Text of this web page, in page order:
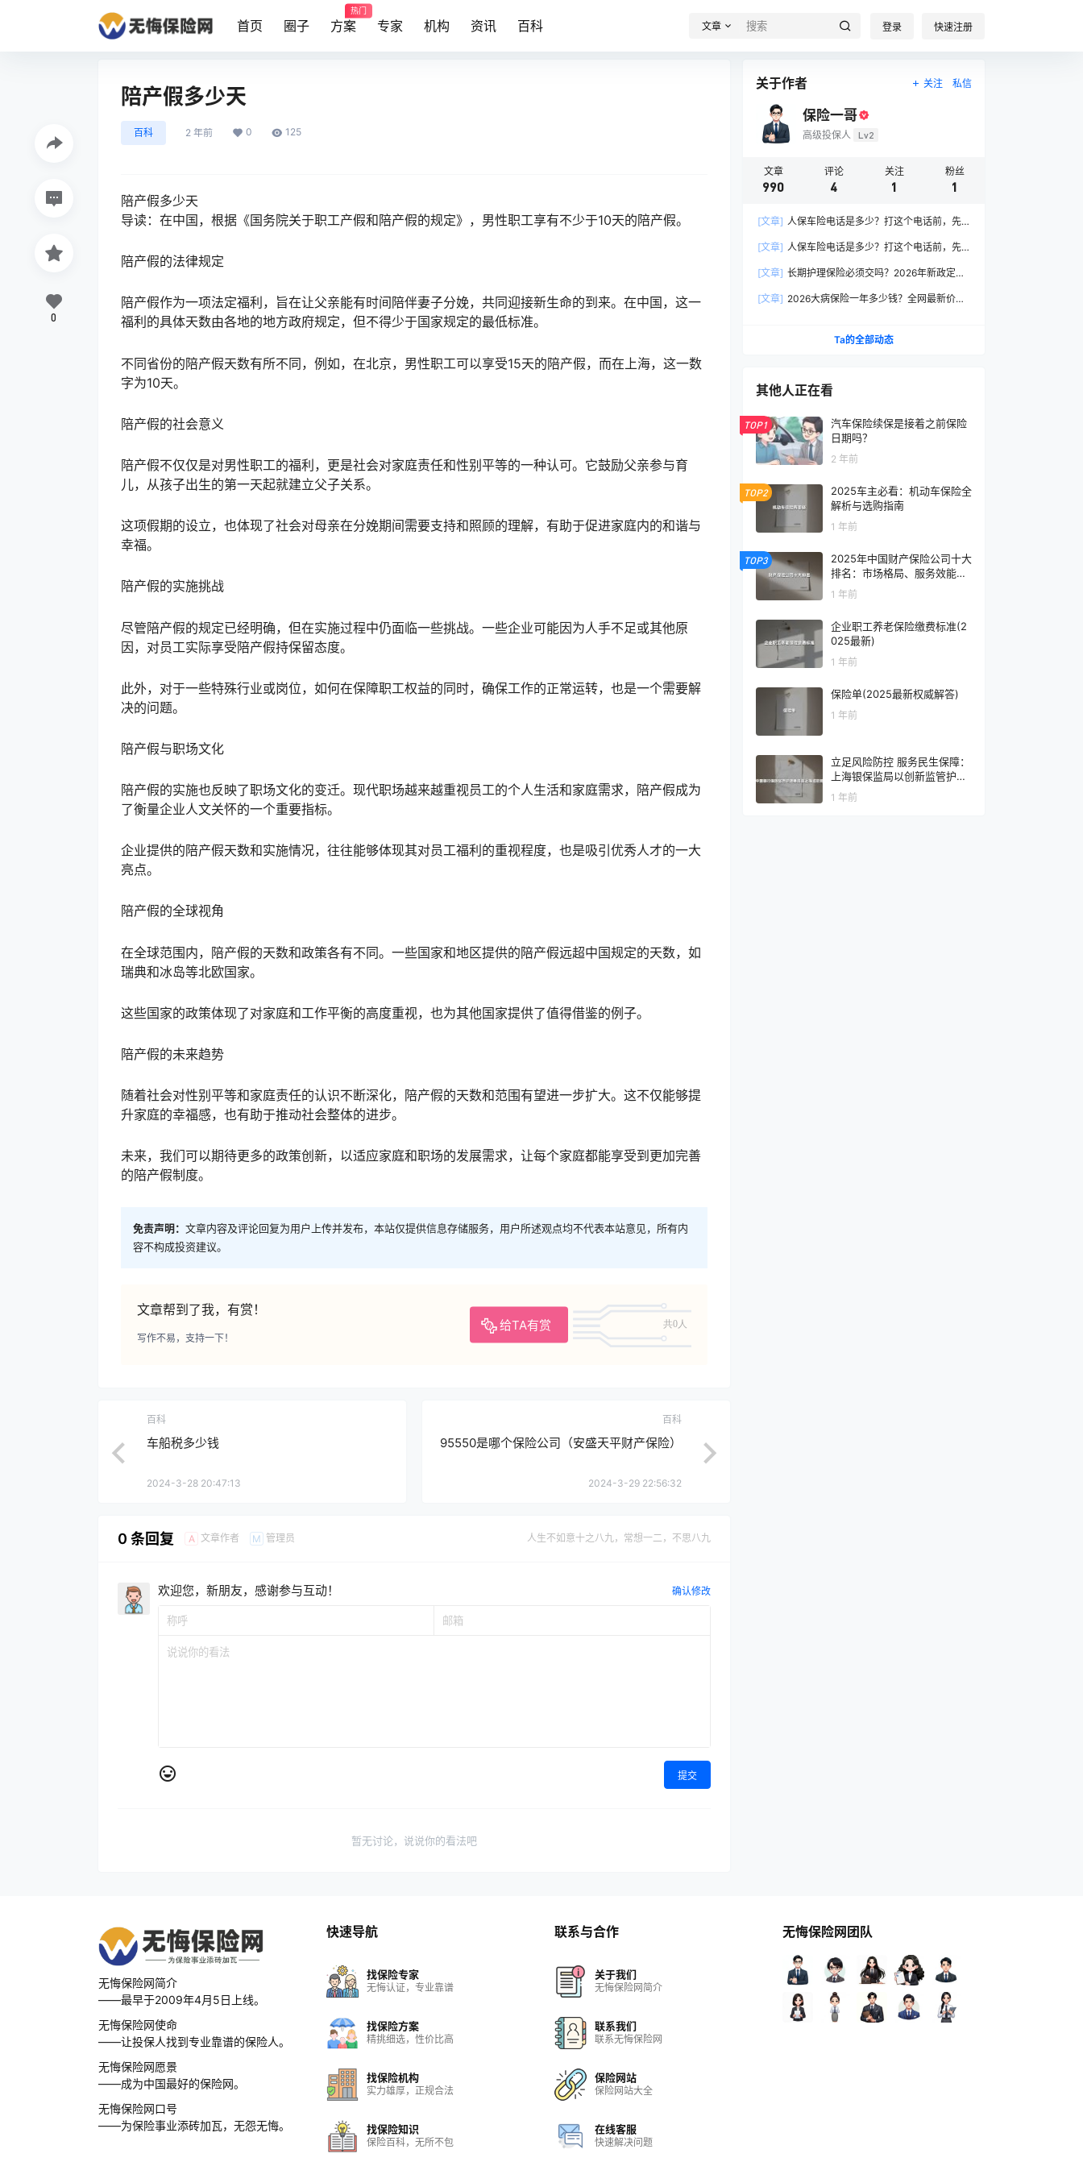
首页 圈子 方案
热门
专家 机构 资讯 百科 文章 登录 快速注册
陪产假多少天
百科 2 年前 0 125
陪产假多少天
导读：在中国，根据《国务院关于职工产假和陪产假的规定》，男性职工享有不少于10天的陪产假。
陪产假的法律规定
陪产假作为一项法定福利，旨在让父亲能有时间陪伴妻子分娩，共同迎接新生命的到来。在中国，这一
福利的具体天数由各地的地方政府规定，但不得少于国家规定的最低标准。
不同省份的陪产假天数有所不同，例如，在北京，男性职工可以享受15天的陪产假，而在上海，这一数
字为10天。
陪产假的社会意义
陪产假不仅仅是对男性职工的福利，更是社会对家庭责任和性别平等的一种认可。它鼓励父亲参与育
儿，从孩子出生的第一天起就建立父子关系。
这项假期的设立，也体现了社会对母亲在分娩期间需要支持和照顾的理解，有助于促进家庭内的和谐与
幸福。
陪产假的实施挑战
尽管陪产假的规定已经明确，但在实施过程中仍面临一些挑战。一些企业可能因为人手不足或其他原
因，对员工实际享受陪产假持保留态度。
此外，对于一些特殊行业或岗位，如何在保障职工权益的同时，确保工作的正常运转，也是一个需要解
决的问题。
陪产假与职场文化
陪产假的实施也反映了职场文化的变迁。现代职场越来越重视员工的个人生活和家庭需求，陪产假成为
了衡量企业人文关怀的一个重要指标。
企业提供的陪产假天数和实施情况，往往能够体现其对员工福利的重视程度，也是吸引优秀人才的一大
亮点。
陪产假的全球视角
在全球范围内，陪产假的天数和政策各有不同。一些国家和地区提供的陪产假远超中国规定的天数，如
瑞典和冰岛等北欧国家。
这些国家的政策体现了对家庭和工作平衡的高度重视，也为其他国家提供了值得借鉴的例子。
陪产假的未来趋势
随着社会对性别平等和家庭责任的认识不断深化，陪产假的天数和范围有望进一步扩大。这不仅能够提
升家庭的幸福感，也有助于推动社会整体的进步。
未来，我们可以期待更多的政策创新，以适应家庭和职场的发展需求，让每个家庭都能享受到更加完善
的陪产假制度。
免责声明： 文章内容及评论回复为用户上传并发布，本站仅提供信息存储服务，用户所述观点均不代表本站意见，所有内
容不构成投资建议。
文章帮到了我，有赏！
给TA有赏 共0人
写作不易，支持一下！
0
百科
车船税多少钱
2024-3-28 20:47:13
百科
95550是哪个保险公司（安盛天平财产保险）
2024-3-29 22:56:32
0 条回复 A 文章作者 M 管理员 人生不如意十之八九，常想一二，不思八九
欢迎您，新朋友，感谢参与互动！ 确认修改
提交
暂无讨论，说说你的看法吧
关于作者 关注 私信
保险一哥
高级投保人 Lv2
文章
990
评论
4
关注
1
粉丝
1
[文章] 人保车险电话是多少？打这个电话前，先
[文章] 人保车险电话是多少？打这个电话前，先
[文章] 长期护理保险必须交吗？2026年新政定
[文章] 2026大病保险一年多少钱？全网最新价格
Ta的全部动态
其他人正在看
TOP1
汽车保险续保是接着之前保险
日期吗？
2 年前
TOP2
2025车主必看：机动车保险全
解析与选购指南
1 年前
TOP3
2025年中国财产保险公司十大
排名：市场格局、服务效能与
用户口碑全面解读
1 年前
企业职工养老保险缴费标准(2
025最新)
1 年前
保险单(2025最新权威解答)
1 年前
立足风险防控 服务民生保障：
上海银保监局以创新监管护航
金融高质量发展
1 年前
无悔保险网简介
——最早于2009年4月5日上线。
无悔保险网使命
——让投保人找到专业靠谱的保险人。
无悔保险网愿景
——成为中国最好的保险网。
无悔保险网口号
——为保险事业添砖加瓦，无怨无悔。
快速导航
找保险专家
无悔认证，专业靠谱
找保险方案
精挑细选，性价比高
找保险机构
实力雄厚，正规合法
找保险知识
保险百科，无所不包
联系与合作
关于我们
无悔保险网简介
联系我们
联系无悔保险网
保险网站
保险网站大全
在线客服
快速解决问题
无悔保险网团队